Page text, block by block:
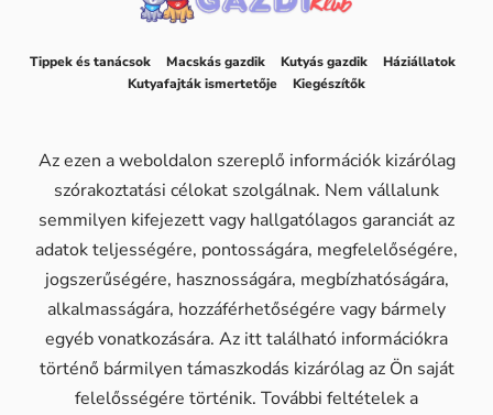
Tippek és tanácsok Macskás gazdik Kutyás gazdik
Háziállatok
Kutyafajták ismertetője
Kiegészítők
Az ezen a weboldalon szereplő információk kizárólag
szórakoztatási célokat szolgálnak. Nem vállalunk
semmilyen kifejezett vagy hallgatólagos garanciát az
adatok teljességére, pontosságára, megfelelőségére,
jogszerűségére, hasznosságára, megbízhatóságára,
alkalmasságára, hozzáférhetőségére vagy bármely
egyéb vonatkozására. Az itt található információkra
történő bármilyen támaszkodás kizárólag az Ön saját
felelősségére történik. További feltételek a